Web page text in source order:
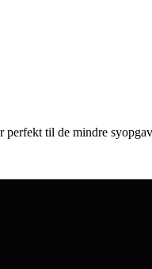
perfekt til de mindre